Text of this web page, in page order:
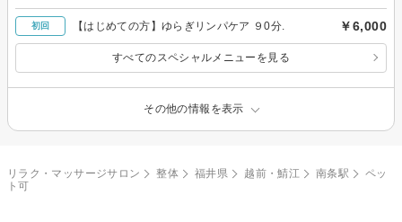
初回 【はじめての方】ゆらぎリンパケア ９0分. ￥6,000
すべてのスペシャルメニューを見る
その他の情報を表示
リラク・マッサージサロン 整体 福井県 越前・鯖江 南条駅
ペッ
ト可